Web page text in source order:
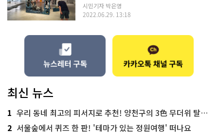
시민기자 박은영
2022.06.29. 13:18
최신 뉴스
1 우리 동네 최고의 피서지로 추천! 양천구의 3色 무더위 탈출 명소
2 서울숲에서 퀴즈 한 판! '테마가 있는 정원여행' 떠나요